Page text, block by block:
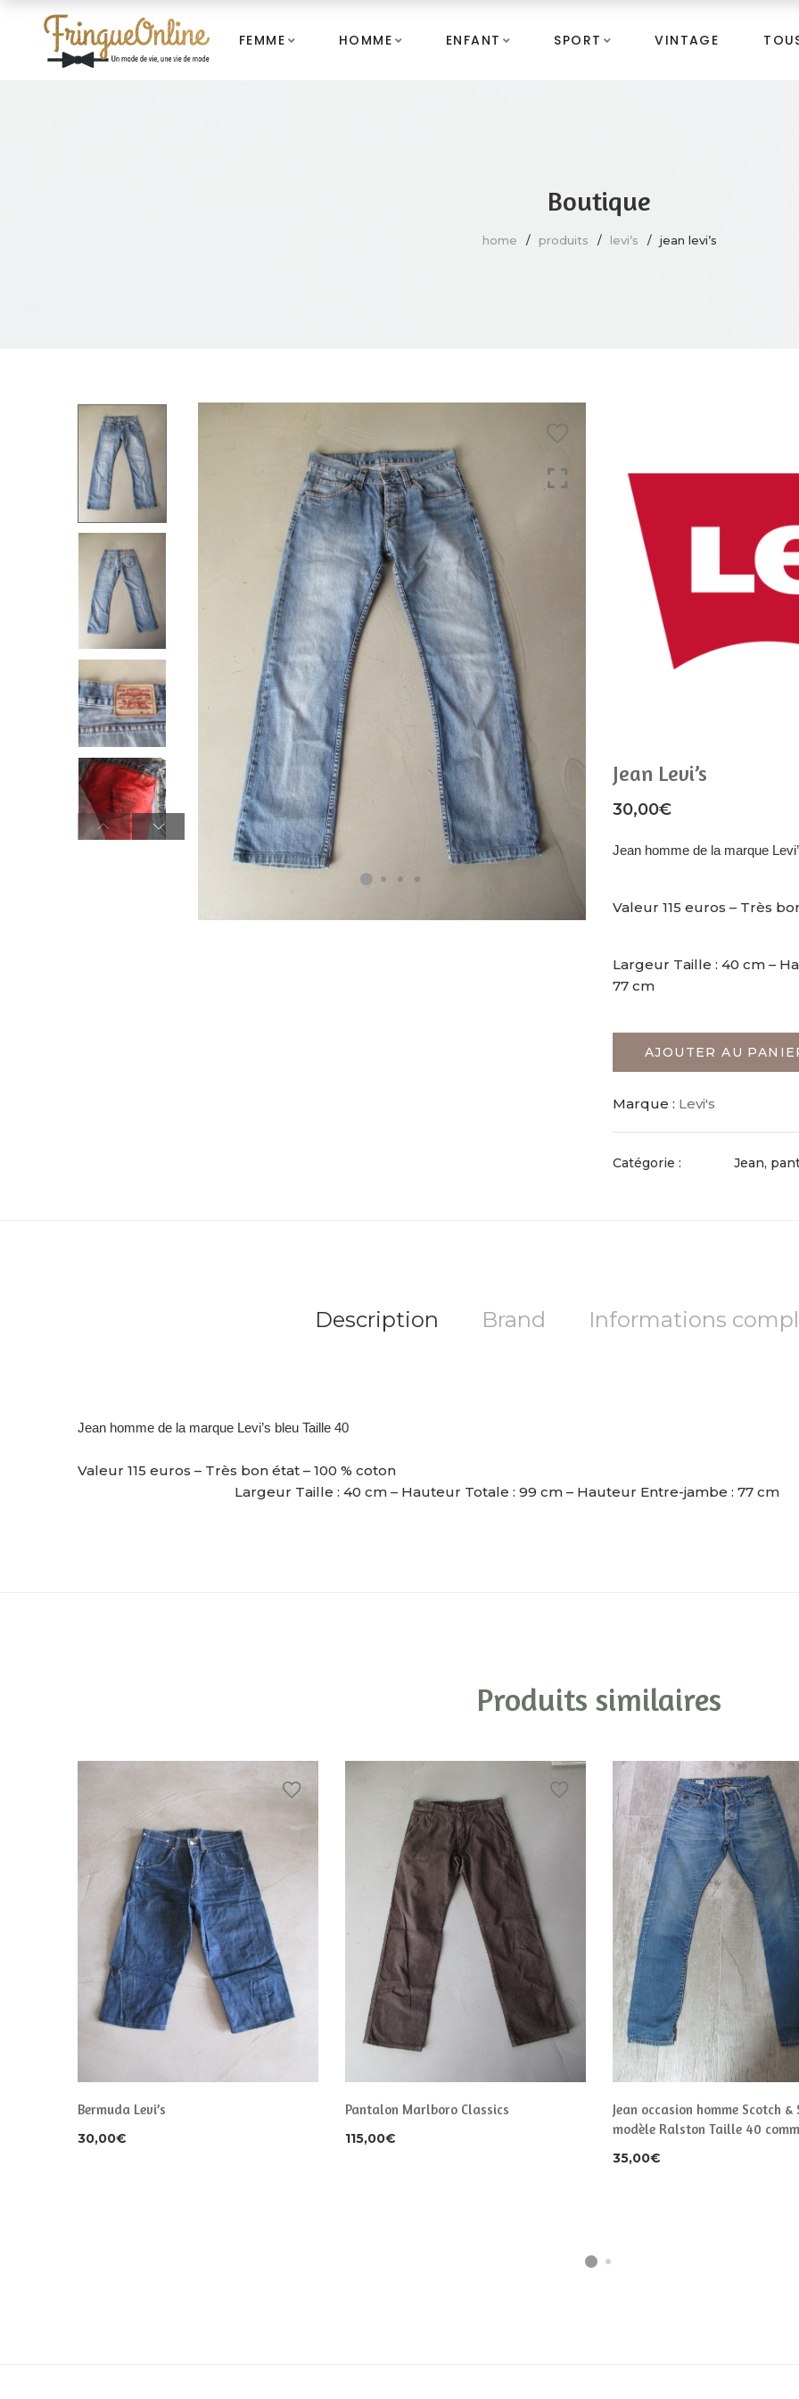
FEMME HOMME ENFANT SPORT VINTAGE
Boutique
home produits levi’s jean levi’s
Jean Levi’s
30,00€
Jean homme de la marque
Valeur 115 euros – Très
Largeur Taille : 40 cm –
77 cm
AJOUTER AU
Marque : Levi's
Catégorie : Jean,
Description Brand Informations
Jean homme de la marque Levi’s bleu Taille 40
Valeur 115 euros – Très bon état – 100 % coton
Largeur Taille : 40 cm – Hauteur Totale : 99 cm – Hauteur Entre-jambe : 77 cm
Produits similaires
Bermuda Levi’s
30,00€
Pantalon Marlboro Classics
115,00€
Jean occasion homme Scotch &
modèle Ralston Taille 40
35,00€